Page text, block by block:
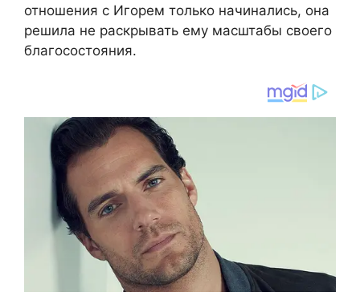
отношения с Игорем только начинались, она
решила не раскрывать ему масштабы своего
благосостояния.